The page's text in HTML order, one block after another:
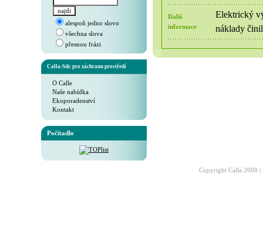
alespoň jedno slovo
všechna slova
přesnou frázi
Calla-Sdr. pro záchranu prostředí
O Calle
Naše nabídka
Ekoporadenství
Kontakt
Počítadlo
Další
informace
Elektrický
náklady
Copyright Calla 2008 |